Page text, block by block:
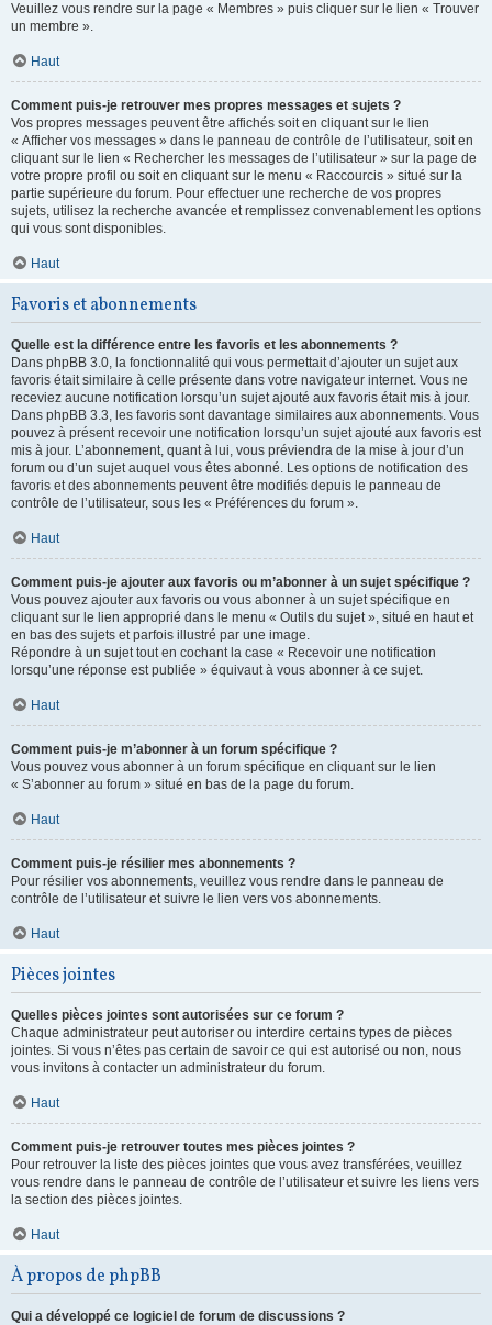
Veuillez vous rendre sur la page « Membres » puis cliquer sur le lien « Trouver
un membre ».
Haut
Comment puis-je retrouver mes propres messages et sujets ?
Vos propres messages peuvent être affichés soit en cliquant sur le lien
« Afficher vos messages » dans le panneau de contrôle de l’utilisateur, soit en
cliquant sur le lien « Rechercher les messages de l’utilisateur » sur la page de
votre propre profil ou soit en cliquant sur le menu « Raccourcis » situé sur la
partie supérieure du forum. Pour effectuer une recherche de vos propres
sujets, utilisez la recherche avancée et remplissez convenablement les options
qui vous sont disponibles.
Haut
Favoris et abonnements
Quelle est la différence entre les favoris et les abonnements ?
Dans phpBB 3.0, la fonctionnalité qui vous permettait d’ajouter un sujet aux
favoris était similaire à celle présente dans votre navigateur internet. Vous ne
receviez aucune notification lorsqu’un sujet ajouté aux favoris était mis à jour.
Dans phpBB 3.3, les favoris sont davantage similaires aux abonnements. Vous
pouvez à présent recevoir une notification lorsqu’un sujet ajouté aux favoris est
mis à jour. L’abonnement, quant à lui, vous préviendra de la mise à jour d’un
forum ou d’un sujet auquel vous êtes abonné. Les options de notification des
favoris et des abonnements peuvent être modifiés depuis le panneau de
contrôle de l’utilisateur, sous les « Préférences du forum ».
Haut
Comment puis-je ajouter aux favoris ou m’abonner à un sujet spécifique ?
Vous pouvez ajouter aux favoris ou vous abonner à un sujet spécifique en
cliquant sur le lien approprié dans le menu « Outils du sujet », situé en haut et
en bas des sujets et parfois illustré par une image.
Répondre à un sujet tout en cochant la case « Recevoir une notification
lorsqu’une réponse est publiée » équivaut à vous abonner à ce sujet.
Haut
Comment puis-je m’abonner à un forum spécifique ?
Vous pouvez vous abonner à un forum spécifique en cliquant sur le lien
« S’abonner au forum » situé en bas de la page du forum.
Haut
Comment puis-je résilier mes abonnements ?
Pour résilier vos abonnements, veuillez vous rendre dans le panneau de
contrôle de l’utilisateur et suivre le lien vers vos abonnements.
Haut
Pièces jointes
Quelles pièces jointes sont autorisées sur ce forum ?
Chaque administrateur peut autoriser ou interdire certains types de pièces
jointes. Si vous n’êtes pas certain de savoir ce qui est autorisé ou non, nous
vous invitons à contacter un administrateur du forum.
Haut
Comment puis-je retrouver toutes mes pièces jointes ?
Pour retrouver la liste des pièces jointes que vous avez transférées, veuillez
vous rendre dans le panneau de contrôle de l’utilisateur et suivre les liens vers
la section des pièces jointes.
Haut
À propos de phpBB
Qui a développé ce logiciel de forum de discussions ?